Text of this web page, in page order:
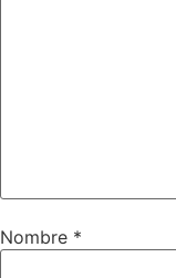
Nombre *